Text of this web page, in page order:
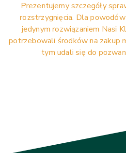
Prezentujemy szczegóły
rozstrzygnięcia. Dla
jedynym rozwiązaniem Nasi
potrzebowali środków na zakup
tym udali się do